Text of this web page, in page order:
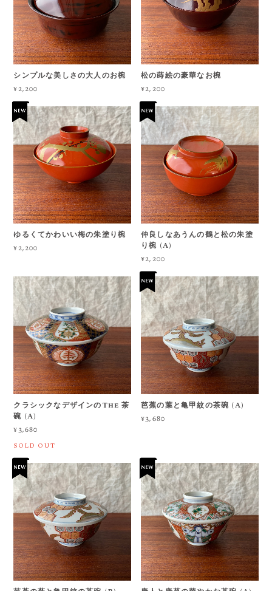
シンプルな美しさの大人のお椀
¥2,200
松の蒔絵の豪華なお椀
¥2,200
ゆるくてかわいい梅の朱塗り椀
¥2,200
仲良しなあうんの鶴と松の朱塗
り椀 (A)
¥2,200
クラシックなデザインのThe 茶
碗 (A)
¥3,680
SOLD OUT
芭蕉の葉と亀甲紋の茶碗 (A)
¥3,680